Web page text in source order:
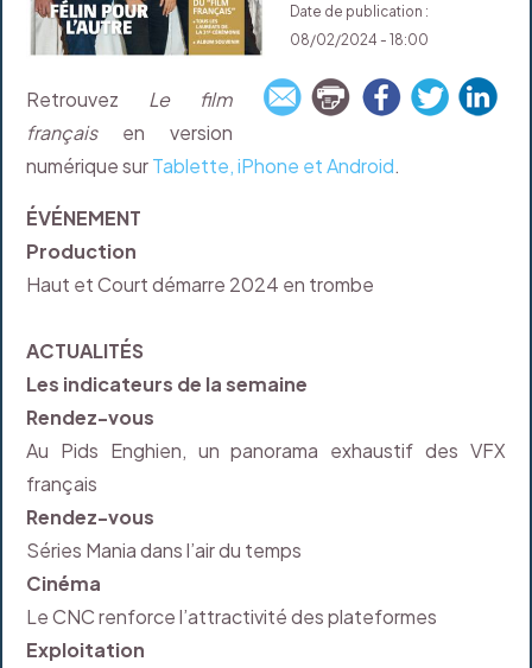
Date de publication :
08/02/2024 - 18:00
Retrouvez Le film
françaisen version
numérique surTablette, iPhone et Android.
ÉVÉNEMENT
Production
Haut et Court démarre 2024 en trombe
ACTUALITÉS
Les indicateurs de la semaine
Rendez-vous
Au Pids Enghien, un panorama exhaustif des VFX
français
Rendez-vous
Séries Mania dans l’air du temps
Cinéma
Le CNC renforce l’attractivité des plateformes
Exploitation